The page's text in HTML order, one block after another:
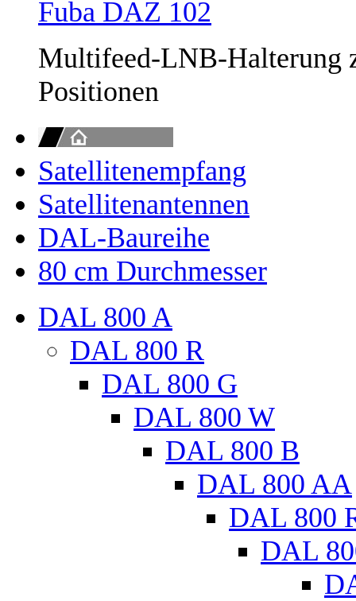
Fuba DAZ 102
Multifeed-LNB-Halterung
Positionen
Satellitenempfang
Satellitenantennen
DAL-Baureihe
80 cm Durchmesser
DAL 800 A
DAL 800 R
DAL 800 G
DAL 800 W
DAL 800 B
DAL 800 AA
DAL 800
DAL